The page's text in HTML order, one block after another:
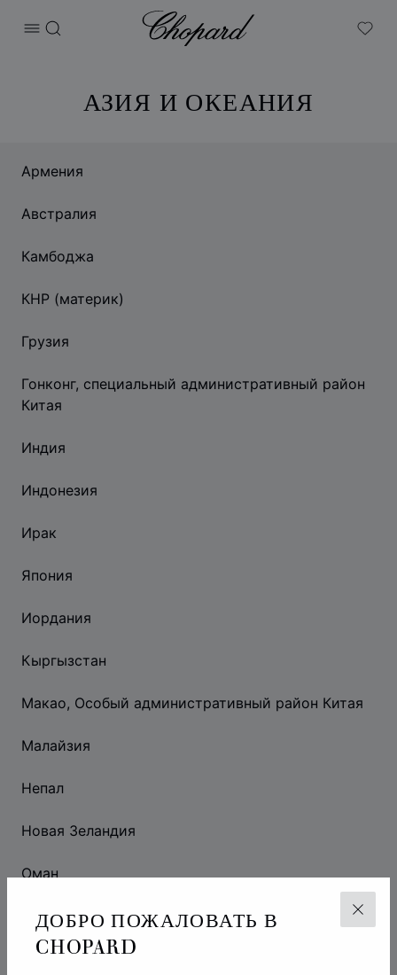
ДОБРО ПОЖАЛОВАТЬ В
CHOPARD
ОТКРЫТЬ МЕНЮ
ПОИСК
Chopard
My
АЗИЯ И ОКЕАНИЯ
Армения
Австралия
Камбоджа
КНР (материк)
Грузия
Гонконг, специальный административный район
Китая
Индия
Индонезия
Ирак
Япония
Иордания
Кыргызстан
Макао, Особый административный район Китая
Малайзия
Непал
Новая Зеландия
Оман
Пакистан
Филиппины